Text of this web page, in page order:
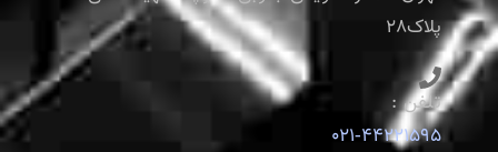
پلاک28
تلفن :
021-44221595